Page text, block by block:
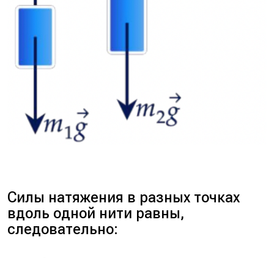
Силы натяжения в разных точках
вдоль одной нити равны,
следовательно: